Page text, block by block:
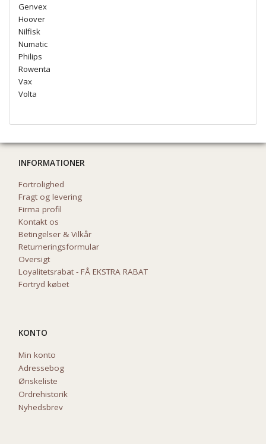
Genvex
Hoover
Nilfisk
Numatic
Philips
Rowenta
Vax
Volta
INFORMATIONER
Fortrolighed
Fragt og levering
Firma profil
Kontakt os
Betingelser & Vilkår
Returneringsformular
Oversigt
Loyalitetsrabat - FÅ EKSTRA RABAT
Fortryd købet
KONTO
Min konto
Adressebog
Ønskeliste
Ordrehistorik
Nyhedsbrev